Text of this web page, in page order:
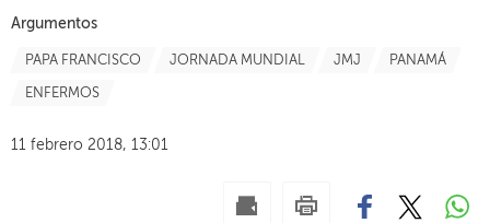
Argumentos
PAPA FRANCISCO JORNADA MUNDIAL JMJ PANAMÁ
ENFERMOS
11 febrero 2018, 13:01